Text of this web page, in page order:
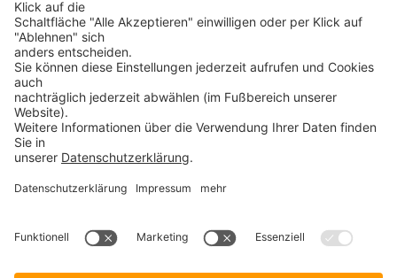
Verwandte Begriffe:
SSO